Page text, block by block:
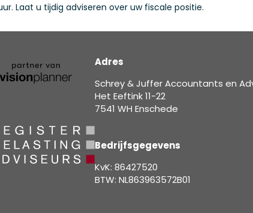
Laat u tijdig adviseren over uw fiscale positie.
Adres
Schrey & Juffer Accountants en
Het Eeftink 11-22
7541 WH Enschede
Bedrijfsgegevens
KvK: 86427520
BTW: NL863963572B01